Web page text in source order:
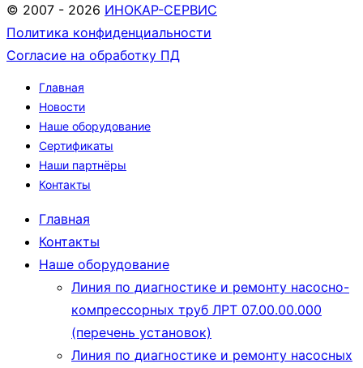
© 2007 - 2026 ИНОКАР-СЕРВИС
Политика конфиденциальности
Согласие на обработку ПД
Главная
Новости
Наше оборудование
Сертификаты
Наши партнёры
Контакты
Главная
Контакты
Наше оборудование
Линия по диагностике и ремонту насосно-
компрессорных труб ЛРТ 07.00.00.000
(перечень установок)
Линия по диагностике и ремонту насосных